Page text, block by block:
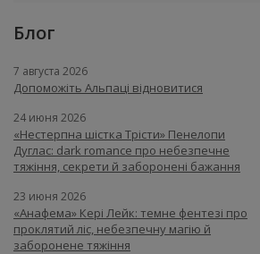
Блог
7 августа 2026
Допоможіть Альпаці відновитися
24 июня 2026
«Нестерпна шістка Трісти» Пенелопи
Дуглас: dark romance про небезпечне
тяжіння, секрети й заборонені бажання
23 июня 2026
«Анафема» Кері Лейк: темне фентезі про
проклятий ліс, небезпечну магію й
заборонене тяжіння